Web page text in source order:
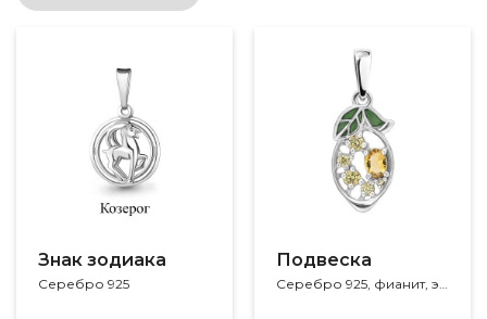
Знак зодиака
Серебро 925
Подвеска
Серебро 925, фианит, эмаль